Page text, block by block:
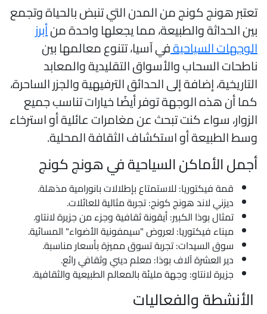
هونج كونج من المدن التي تنبض بالحياة وتجمع
الحداثة والطبيعة، مما يجعلها واحدة منأبرز
السياحيةفي آسيا، تتنوع معالمها بين
السحاب والأسواق التقليدية والمعابد
إضافة إلى الحدائق الترفيهية والجزر الساحرة،
أن هذه الوجهة توفر أيضًا خيارات تناسب جميع
سواء كنت تبحث عن مغامرات عائلية أو استرخاء
الطبيعة أو استكشاف الثقافة المحلية.
الأماكن السياحية في هونج كونج
قمة فيكتوريا: للاستمتاع بإطلالات بانورامية مذهلة.
ديزني لاند هونج كونج: تجربة مثالية للعائلات.
تمثال بوذا الكبير: أيقونة ثقافية وجزء من جزيرة لانتاو.
ميناء فيكتوريا: لعروض "سيمفونية الأضواء" المسائية.
سوق السيدات: تجربة تسوق مميزة بأسعار مناسبة.
دير العشرة آلاف بوذا: معلم ديني وثقافي رائع.
جزيرة لانتاو: وجهة مليئة بالمعالم الطبيعية والثقافية.
والفعاليات